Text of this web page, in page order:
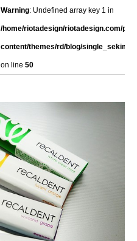
Warning: Undefined array key 1 in
/home/riotadesign/riotadesign.com/
content/themes/rd/blog/
on line 50